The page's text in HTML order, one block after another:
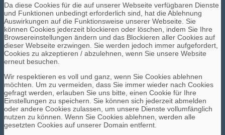
Spenden
Vereinsheim mieten
Da diese Cookies für die auf unserer Webseite verfügbaren Dienste
und Funktionen unbedingt erforderlich sind, hat die Ablehnung
Auswirkungen auf die Funktionsweise unserer Webseite. Sie
können Cookies jederzeit blockieren oder löschen, indem Sie Ihre
Browsereinstellungen ändern und das Blockieren aller Cookies auf
dieser Webseite erzwingen. Sie werden jedoch immer aufgefordert,
Cookies zu akzeptieren / abzulehnen, wenn Sie unsere Website
erneut besuchen.
Wir respektieren es voll und ganz, wenn Sie Cookies ablehnen
möchten. Um zu vermeiden, dass Sie immer wieder nach Cookies
gefragt werden, erlauben Sie uns bitte, einen Cookie für Ihre
Einstellungen zu speichern. Sie können sich jederzeit abmelden
oder andere Cookies zulassen, um unsere Dienste vollumfänglich
nutzen zu können. Wenn Sie Cookies ablehnen, werden alle
gesetzten Cookies auf unserer Domain entfernt.